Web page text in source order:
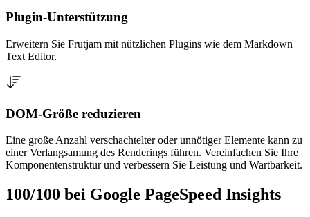
Plugin-Unterstützung
Erweitern Sie Frutjam mit nützlichen Plugins wie dem Markdown
Text Editor.
DOM-Größe reduzieren
Eine große Anzahl verschachtelter oder unnötiger Elemente kann zu
einer Verlangsamung des Renderings führen. Vereinfachen Sie Ihre
Komponentenstruktur und verbessern Sie Leistung und Wartbarkeit.
100/100 bei Google PageSpeed ​​Insights